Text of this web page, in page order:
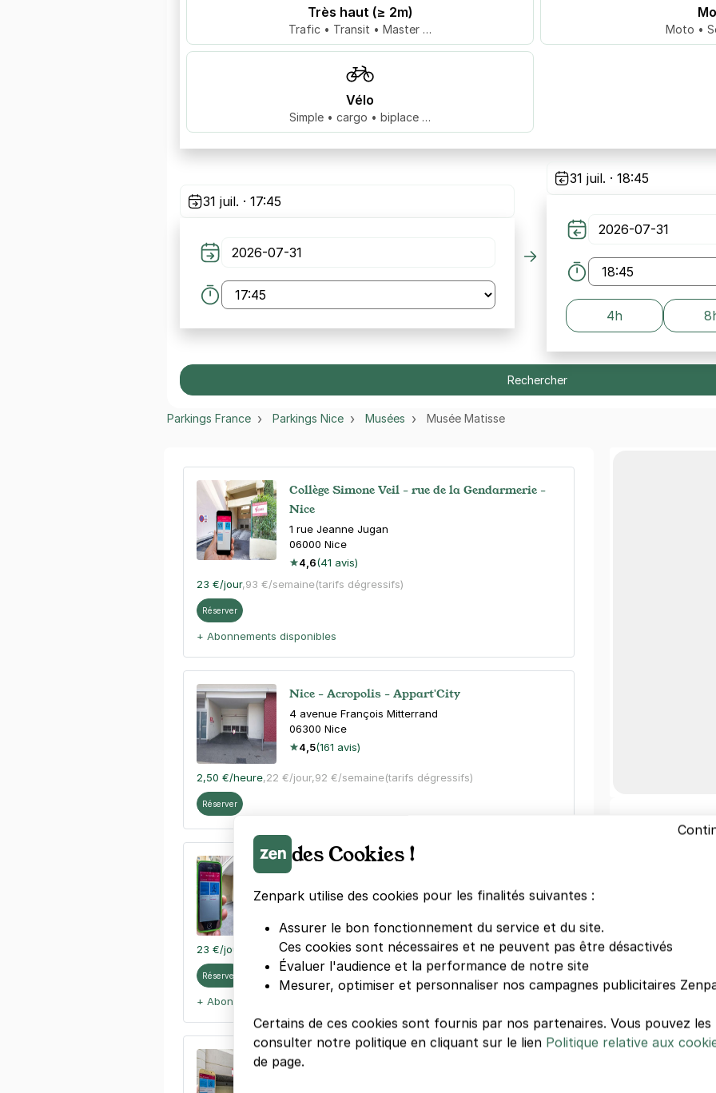
Très haut (≥ 2m)
Trafic • Transit • Master … Moto •
Vélo
Simple • cargo • biplace …
31 juil. · 17:45
31 juil. · 18:45
4h
Rechercher
Parkings France Parkings Nice Musées Musée Matisse
Collège Simone Veil - rue de la Gendarmerie -
Nice
1 rue Jeanne Jugan
06000 Nice
4,6(41 avis)
23 €/jour,93 €/semaine(tarifs dégressifs)
Réserver
+ Abonnements disponibles
Nice - Acropolis - Appart'City
4 avenue François Mitterrand
06300 Nice
4,5(161 avis)
2,50 €/heure,22 €/jour,92 €/semaine(tarifs dégressifs)
Réserver
Saint-Roch - boulevard Virgil Barel - Nice
06300Nice
23 €/jour 93 €/semaine(tarifs dégressifs)
Réserver
+ Abonnements disponibles
Saint-Jean-d'Angely Université - Nice
Autres
Musée de
Musée
Musée
Palais
Musée d'Art
des Cookies !
Zenpark utilise des cookies pour les finalités suivantes :
Assurer le bon fonctionnement du service et du site.
Ces cookies sont nécessaires et ne peuvent pas être désactivés
Évaluer l'audience et la performance de notre site
Mesurer, optimiser et personnaliser nos campagnes publicitaires
Certains de ces cookies sont fournis par nos partenaires. Vous pouvez
consulter notre politique en cliquant sur le lien Politique relative aux
de page.